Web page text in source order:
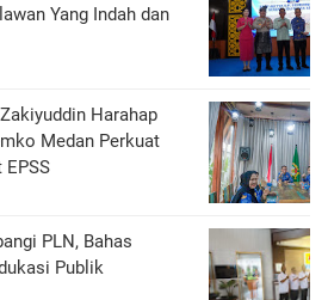
Yang Indah dan
Harahap
Medan Perkuat
PLN, Bahas
Publik